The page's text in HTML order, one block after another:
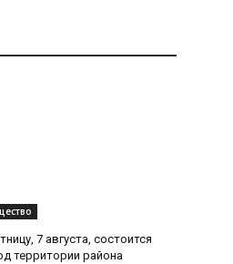
7 августа, состоится
территории района